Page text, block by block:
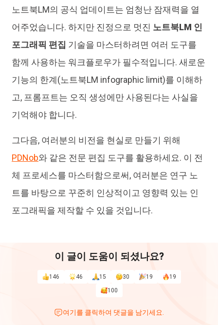
노트북LM의 공식 업데이트는 엄청난 잠재력을 열
어주었습니다. 하지만 진정으로 멋진 노트북LM 인
포그래픽 편집 기술을 마스터하려면 여러 도구를
함께 사용하는 워크플로우가 필수적입니다. 새로운
기능의 한계(노트북LM infographic limit)를 이해하
고, 프롬프트는 오직 생성에만 사용된다는 사실을
기억해야 합니다.
그다음, 여러분의 비전을 현실로 만들기 위해
PDNob와 같은 전문 편집 도구를 활용하세요. 이 전
체 프로세스를 마스터함으로써, 여러분은 연구 노
트를 바탕으로 꾸준히 인상적이고 영향력 있는 인
포그래픽을 제작할 수 있을 것입니다.
이 글이 도움이 되셨나요?
146 46 15 30 19
19
100
여기를 클릭하여 댓글을 남기세요.